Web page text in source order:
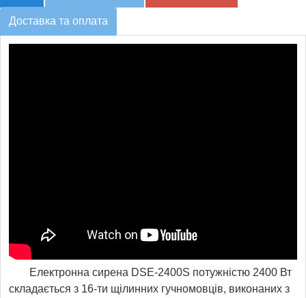
Доставка та оплата
Електронна сирена DSE-2400S потужністю 2400 Вт
складається з 16-ти щілинних гучномовців, виконаних з